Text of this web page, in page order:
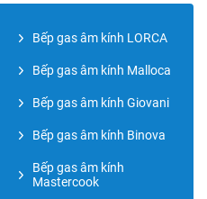
Bếp gas âm kính LORCA
Bếp gas âm kính Malloca
Bếp gas âm kính Giovani
Bếp gas âm kính Binova
Bếp gas âm kính
Mastercook